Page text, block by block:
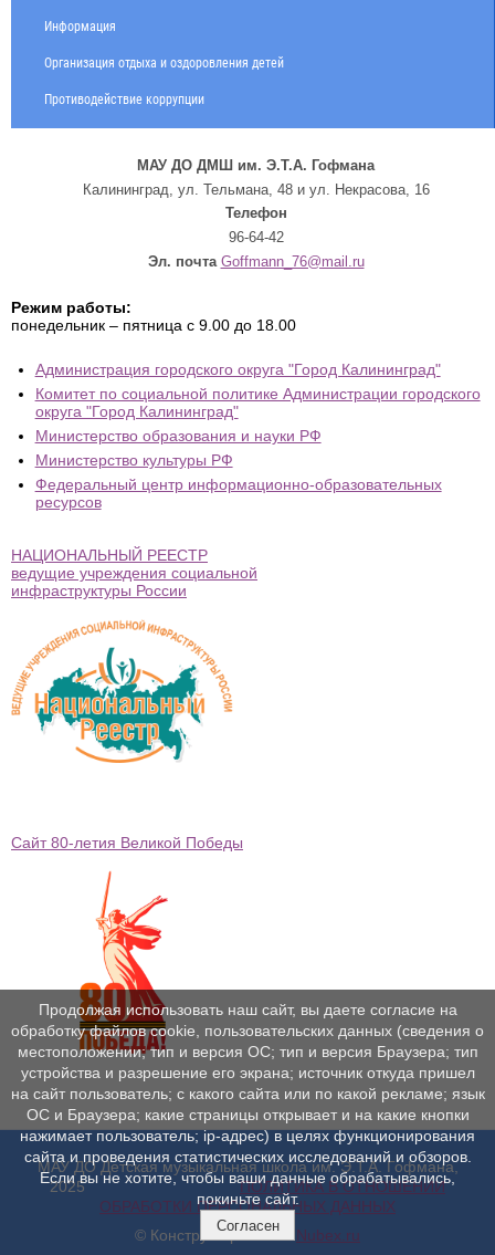
Информация
Организация отдыха и оздоровления детей
Противодействие коррупции
МАУ ДО ДМШ им. Э.Т.А. Гофмана
Калининград, ул. Тельмана, 48 и ул. Некрасова, 16
Телефон
96-64-42
Эл. почта Goffmann_76@mail.ru
Режим работы:
понедельник – пятница с 9.00 до 18.00
Администрация городского округа "Город Калининград"
Комитет по социальной политике Администрации городского
округа "Город Калининград"
Министерство образования и науки РФ
Министерство культуры РФ
Федеральный центр информационно-образовательных
ресурсов
НАЦИОНАЛЬНЫЙ РЕЕСТР
ведущие учреждения социальной
инфраструктуры России
Сайт 80-летия Великой Победы
МАУ ДО Детская музыкальная школа им. Э.Т.А. Гофмана,
2025ПОЛИТИКА В ОТНОШЕНИИ
ОБРАБОТКИ ПЕРСОНАЛЬНЫХ ДАННЫХ
© Конструктор сайтовNubex.ru
Продолжая использовать наш сайт, вы даете согласие на
обработку файлов cookie, пользовательских данных (сведения о
местоположении; тип и версия ОС; тип и версия Браузера; тип
устройства и разрешение его экрана; источник откуда пришел
на сайт пользователь; с какого сайта или по какой рекламе; язык
ОС и Браузера; какие страницы открывает и на какие кнопки
нажимает пользователь; ip-адрес) в целях функционирования
сайта и проведения статистических исследований и обзоров.
Если вы не хотите, чтобы ваши данные обрабатывались,
покиньте сайт.
Согласен